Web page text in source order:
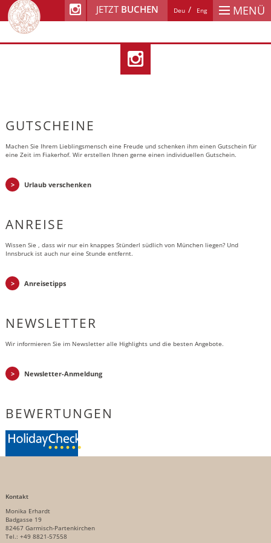
MENÜ
Deu Eng
JETZT BUCHEN
GUTSCHEINE
Machen Sie Ihrem Lieblingsmensch eine Freude und schenken ihm einen Gutschein für
eine Zeit im Fiakerhof. Wir erstellen Ihnen gerne einen individuellen Gutschein.
Urlaub verschenken
ANREISE
Wissen Sie , dass wir nur ein knappes Stünderl südlich von München liegen? Und
Innsbruck ist auch nur eine Stunde entfernt.
Anreisetipps
NEWSLETTER
Wir informieren Sie im Newsletter alle Highlights und die besten Angebote.
Newsletter-Anmeldung
BEWERTUNGEN
Kontakt
Monika Erhardt
Badgasse 19
82467 Garmisch-Partenkirchen
Tel.: +49 8821-57558